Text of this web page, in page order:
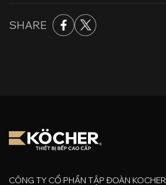
SHARE
CÔNG TY CỔ PHẦN TẬP ĐOÀN KOCHER